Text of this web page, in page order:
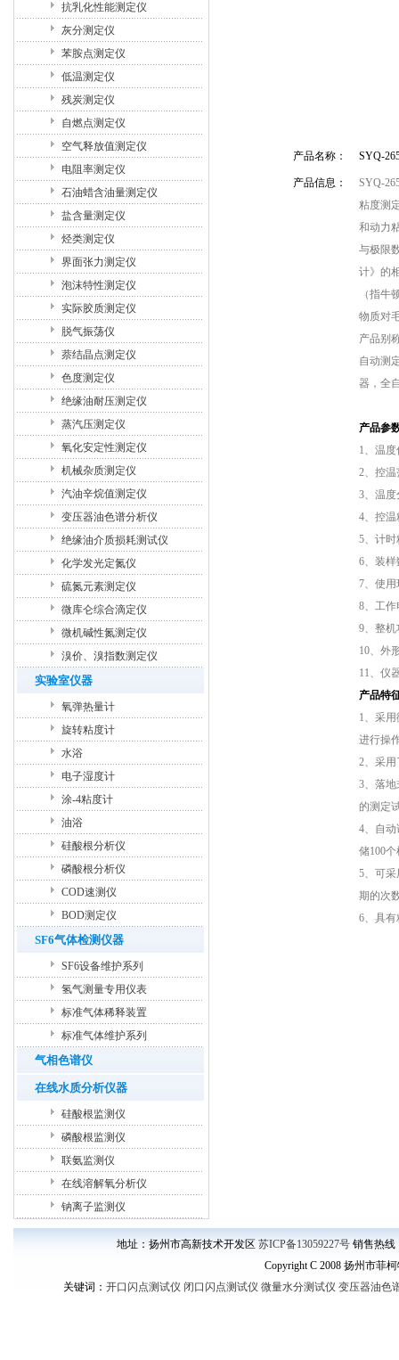
抗乳化性能测定仪
灰分测定仪
苯胺点测定仪
低温测定仪
残炭测定仪
自燃点测定仪
空气释放值测定仪
电阻率测定仪
石油蜡含油量测定仪
盐含量测定仪
烃类测定仪
界面张力测定仪
泡沫特性测定仪
实际胶质测定仪
脱气振荡仪
萘结晶点测定仪
色度测定仪
绝缘油耐压测定仪
蒸汽压测定仪
氧化安定性测定仪
机械杂质测定仪
汽油辛烷值测定仪
变压器油色谱分析仪
绝缘油介质损耗测试仪
化学发光定氮仪
硫氮元素测定仪
微库仑综合滴定仪
微机碱性氮测定仪
溴价、溴指数测定仪
实验室仪器
氧弹热量计
旋转粘度计
水浴
电子湿度计
涂-4粘度计
油浴
硅酸根分析仪
磷酸根分析仪
COD速测仪
BOD测定仪
SF6气体检测仪器
SF6设备维护系列
氢气测量专用仪表
标准气体稀释装置
标准气体维护系列
气相色谱仪
在线水质分析仪器
硅酸根监测仪
磷酸根监测仪
联氨监测仪
在线溶解氧分析仪
钠离子监测仪
产品名称： SYQ-
产品信息：
SYQ-
粘度测
和动力
与极限
计》的
（指牛
物质对
产品别
自动测
器，全
产品参
1、温度
2、控
3、温
4、控
5、计时
6、装样
7、使
8、工作
9、整机
10、外
11、仪
产品特
1、采
进行操
2、采
3、落
的测定
4、自
储100
5、可
期的次
6、具有
地址：扬州市高新技术开发区 苏ICP备13059227号 销售热线
Copyright C 2008 扬州市菲
关键词： 开口闪点测试仪 闭口闪点测试仪 微量水分测试仪 变压器油色